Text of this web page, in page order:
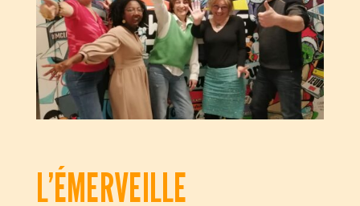
L’ÉMERVEILLE